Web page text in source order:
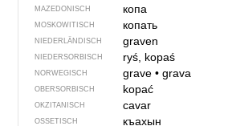
MAZEDONISCH копа
MOSKOWITISCH копать
NIEDERLÄNDISCH graven
NIEDERSORBISCH ryś, kopaś
NORWEGISCH grave• grava
OBERSORBISCH kopać
OKZITANISCH cavar
OSSETISCH къахын